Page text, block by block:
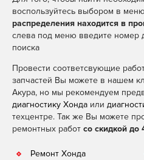
воспользуйтесь выбором в
распределения находится в
слева под меню введите номер
поиска
Провести соответсвующие
запчастей Вы можете в нашем
Акура, но мы рекомендуем
диагностику Хонда или
техцентре. Так же Вы можете
ремонтных работ со скидкой до
Ремонт Хонда